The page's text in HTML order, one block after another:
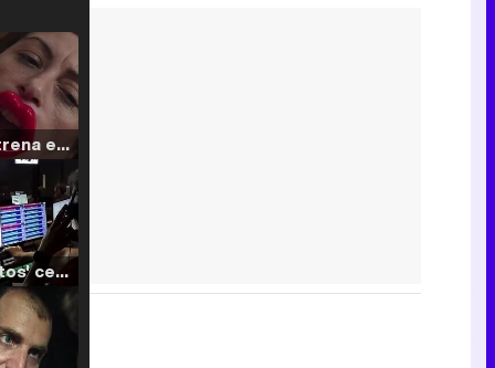
Filmin estrena el tráiler de 'Millennial Mal', su nueva comedia universitaria de la mano de Lorena Iglesias
'120 Minutos' celebra sus 2.000 programas en Telemadrid con un vídeo del día a día en la redacción